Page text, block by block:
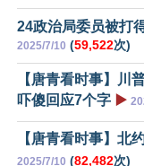
24政治局委员被打
2025/7/10 (59,522次)
【唐青看时事】川
吓傻回应7个字 ▶️
【唐青看时事】北
2025/7/10 (82,482次)